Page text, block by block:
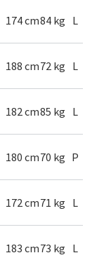
174 cm84 kg L
188 cm72 kg L
182 cm85 kg L
180 cm70 kg P
172 cm71 kg L
183 cm73 kg L